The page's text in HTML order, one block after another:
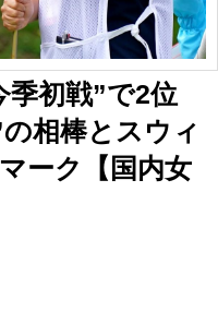
季初戦”で2位
相棒とスウィ
ーク【国内女